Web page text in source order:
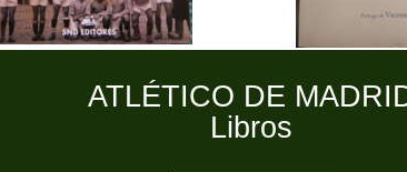
ATLÉTICO DE
Libros